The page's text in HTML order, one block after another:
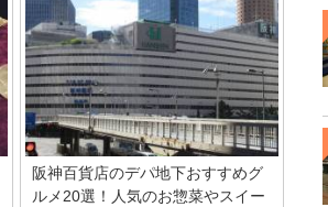
数多くのスイーツの名店がある大阪。お
土産選びに悩んでしまう方も多いかと思
います。今回は北摂エリアにある人気の
お店から、手土産に人気のおすすめ商品
を選んでみました！有名なものはもちろ
ん、知る人ぞ知るものまで幅広くご紹介
していきます。ぜひ楽しんでみてくださ
い♪
阪神百貨店のデパ地下おすすめグ
ルメ20選！人気のお惣菜やスイー